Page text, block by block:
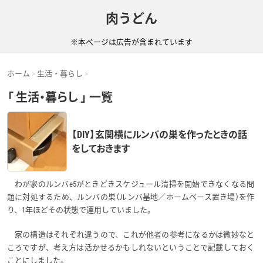
肉うどん
※本ページは広告が含まれています
ホーム 生活・暮らし
「 生活・暮らし 」 一覧
【DIY】玄関横にルンバの巣を作ったときの話
をしておきます
わが家のルンバe5がときどきスケジュール清掃を開始できなくなる問
題に対処するため、ルンバの巣（ルンバ基地／ホームベース置き場）を作
り、1年ほどその状態で運用していました。
家の構造はそれぞれ違うので、これが他者の参考になるかは微妙なと
ころですが、考え方は活かせるかもしれないということで記載しておく
ことにしました。